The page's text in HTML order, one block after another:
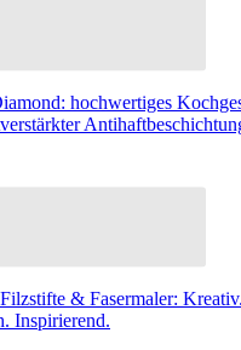
hochwertiges
& Fasermaler: Kreativ.
Inspirierend.